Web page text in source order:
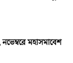
নভেম্বরে মহাসমাবেশ